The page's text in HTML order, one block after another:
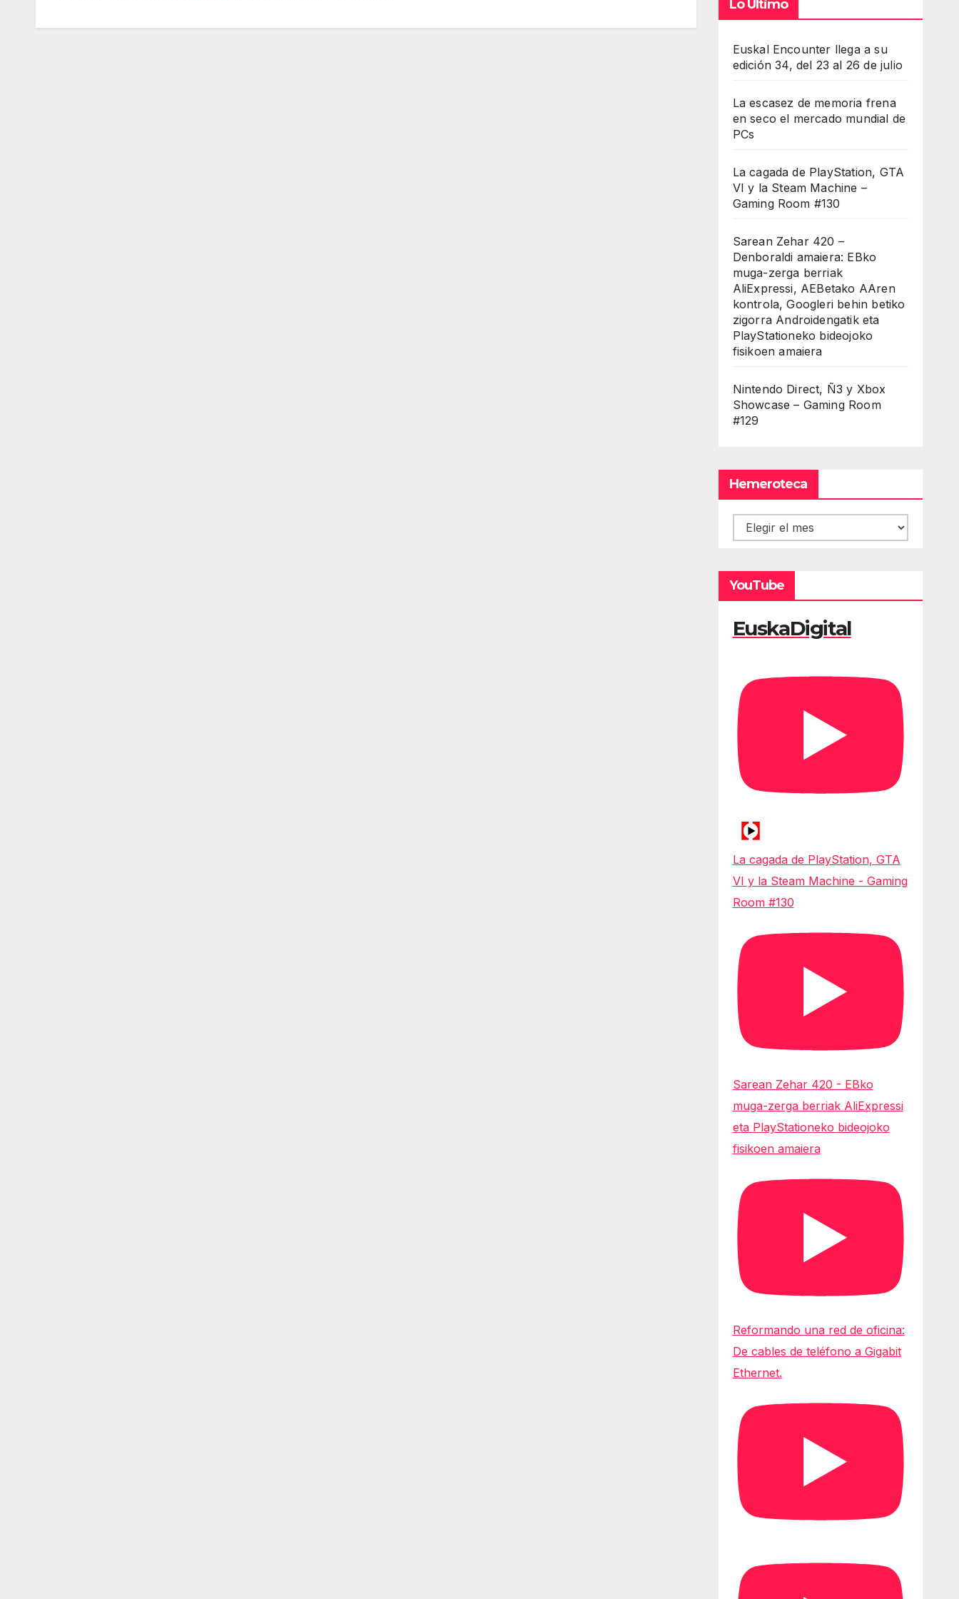
Lo Último
Euskal Encounter llega a su
edición 34, del 23 al 26 de julio
La escasez de memoria frena
en seco el mercado mundial de
PCs
La cagada de PlayStation, GTA
VI y la Steam Machine –
Gaming Room #130
Sarean Zehar 420 –
Denboraldi amaiera: EBko
muga-zerga berriak
AliExpressi, AEBetako AAren
kontrola, Googleri behin betiko
zigorra Androidengatik eta
PlayStationeko bideojoko
fisikoen amaiera
Nintendo Direct, Ñ3 y Xbox
Showcase – Gaming Room
#129
Hemeroteca
Hemeroteca
YouTube
EuskaDigital
La cagada de PlayStation, GTA
VI y la Steam Machine - Gaming
Room #130
Sarean Zehar 420 - EBko
muga-zerga berriak AliExpressi
eta PlayStationeko bideojoko
fisikoen amaiera
Reformando una red de oficina:
De cables de teléfono a Gigabit
Ethernet.